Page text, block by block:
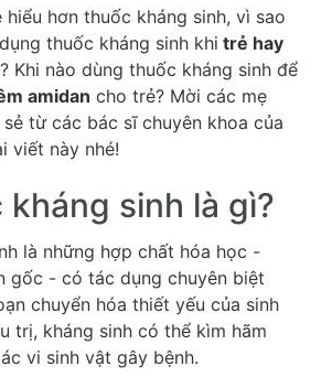
hơn thuốc kháng sinh, vì sao
thuốc kháng sinh khi trẻ hay
? Khi nào dùng thuốc kháng sinh để
amidan cho trẻ? Mời các mẹ
từ các bác sĩ chuyên khoa của
viết này nhé!
kháng sinh là gì?
là những hợp chất hóa học -
gốc - có tác dụng chuyên biệt
chuyển hóa thiết yếu của sinh
trị, kháng sinh có thể kìm hãm
vi sinh vật gây bệnh.